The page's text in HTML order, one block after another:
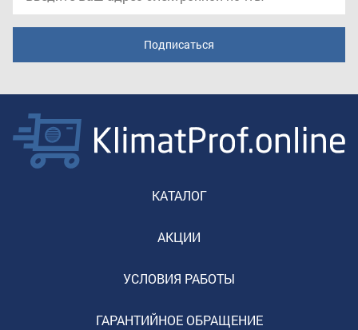
КАТАЛОГ
АКЦИИ
УСЛОВИЯ РАБОТЫ
ГАРАНТИЙНОЕ ОБРАЩЕНИЕ